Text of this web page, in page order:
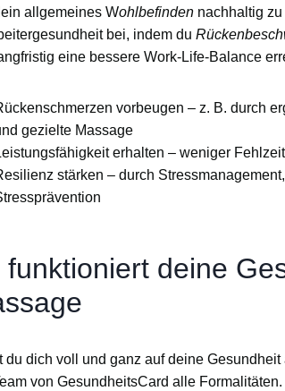
allgemeines Wohlbefinden nachhaltig
bei, indem du
eine bessere Work-Life-Balance
vorbeugen – z. B. durch
gezielte Massage
erhalten – weniger
stärken – durch
funktioniert deine
du dich voll und ganz auf deine
von GesundheitsCard alle Formalitäten